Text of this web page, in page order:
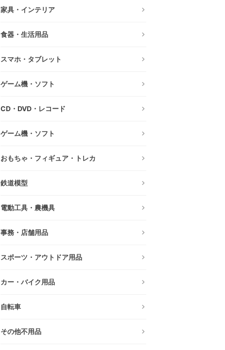
家具・インテリア
食器・生活用品
スマホ・タブレット
ゲーム機・ソフト
CD・DVD・レコード
ゲーム機・ソフト
おもちゃ・フィギュア・トレカ
鉄道模型
電動工具・農機具
事務・店舗用品
スポーツ・アウトドア用品
カー・バイク用品
自転車
その他不用品